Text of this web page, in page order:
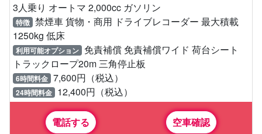
3人乗り オートマ 2,000cc ガソリン
特徴 禁煙車 貨物・商用 ドライブレコーダー 最大積載
1250kg 低床
利用可能オプション 免責補償 免責補償ワイド 荷台シート
トラックロープ20m 三角停止板
6時間料金 7,600円（税込）
24時間料金 12,400円（税込）
電話する 空車確認